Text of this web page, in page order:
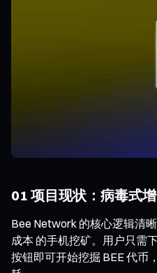
01 项目现状：病毒式
Bee Network 的核心逻辑清
成本 的手机挖矿。用户只需
按钮即可开始挖掘 BEE 代币